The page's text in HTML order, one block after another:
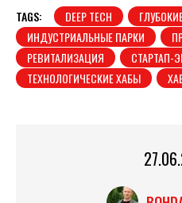
TAGS: DEEP TECH
ИНДУСТРИАЛЬНЫЕ ПАРКИ
РЕВИТАЛИЗАЦИЯ
СТАРТАП-
ТЕХНОЛОГИЧЕСКИЕ ХАБЫ